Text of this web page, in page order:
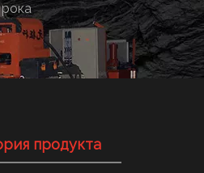
продукта